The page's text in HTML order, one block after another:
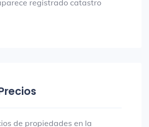
registrado catastro
de propiedades en la